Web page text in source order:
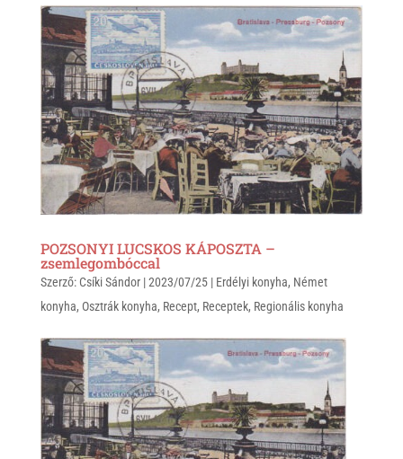
t
s
A
p
p
e
r
e
b
o
o
k
POZSONYI LUCSKOS KÁPOSZTA –
zsemlegombóccal
Szerző: Csíki Sándor|2023/07/25| Erdélyi konyha, Német
konyha, Osztrák konyha, Recept, Receptek, Regionális konyha